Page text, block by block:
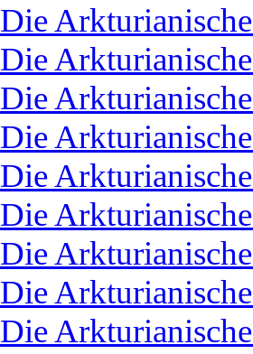
Die
Die
Die
Die
Die
Die
Die
Die
Die